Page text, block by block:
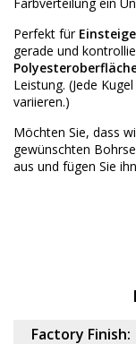
Perfekt für
gerade und
Leistung. (Jede
variieren.)
Möchten Sie, dass
gewünschten
aus und fügen Sie
Factory Finish: